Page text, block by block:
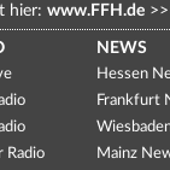
hier: www.FFH.de
Radio
NEWS
Hessen
Frankfurt
Mainz